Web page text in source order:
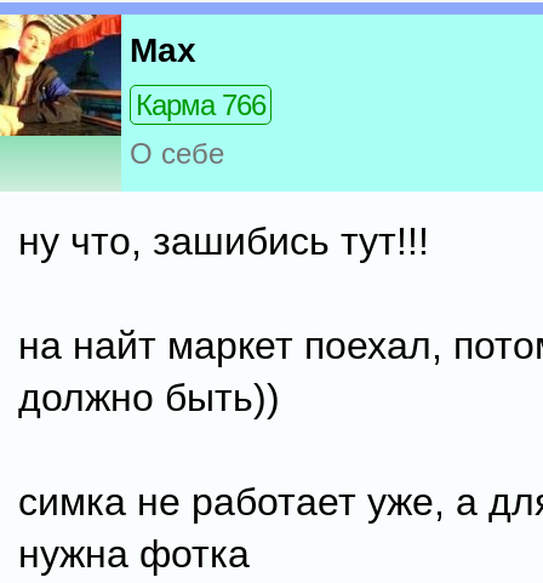
Max
Карма 766
О себе
ну что, зашибись тут!!!
на найт маркет поехал,
должно быть))
симка не работает уже, а
нужна фотка